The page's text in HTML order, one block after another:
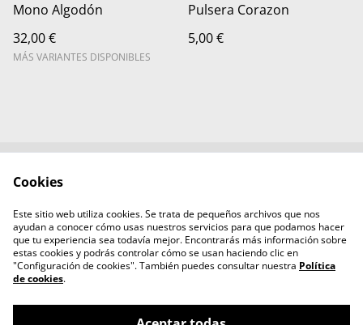
Mono Algodón
32,00 €
MÁS VARIANTES DISPONIBLES
Pulsera Corazon
5,00 €
Política de Privacidad
Política de cookies
Aviso legal
Cookies
Este sitio web utiliza cookies. Se trata de pequeños archivos que nos
ayudan a conocer cómo usas nuestros servicios para que podamos hacer
que tu experiencia sea todavía mejor. Encontrarás más información sobre
estas cookies y podrás controlar cómo se usan haciendo clic en
"Configuración de cookies". También puedes consultar nuestra Política
de cookies.